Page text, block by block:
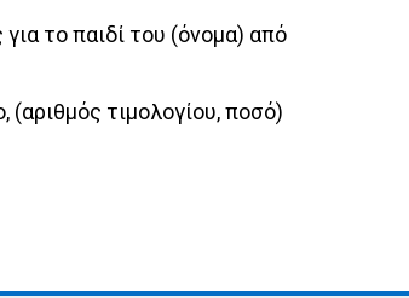
το παιδί του (όνομα) από
τιμολογίου, ποσό)